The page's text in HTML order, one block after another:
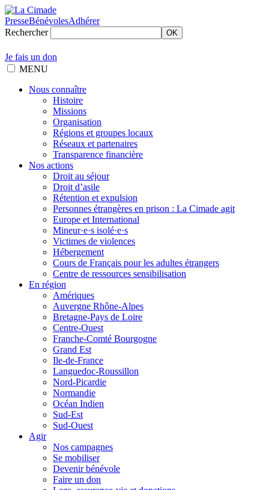
PresseBénévolesAdhérer
Rechercher
OK
Je fais un don
MENU
Nous connaître
Histoire
Missions
Organisation
Régions et groupes locaux
Réseaux et partenaires
Transparence financière
Nos actions
Droit au séjour
Droit d’asile
Rétention et expulsion
Personnes étrangères en prison : La Cimade agit
Europe et International
Mineur·e·s isolé·e·s
Victimes de violences
Hébergement
Cours de Français pour les adultes étrangers
Centre de ressources sensibilisation
En région
Amériques
Auvergne Rhône-Alpes
Bretagne-Pays de Loire
Centre-Ouest
Franche-Comté Bourgogne
Grand Est
Ile-de-France
Languedoc-Roussillon
Nord-Picardie
Normandie
Océan Indien
Sud-Est
Sud-Ouest
Agir
Nos campagnes
Se mobiliser
Devenir bénévole
Faire un don